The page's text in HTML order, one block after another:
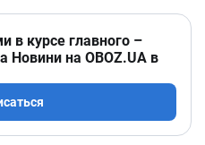
в курсе главного –
Новини на OBOZ.UA в